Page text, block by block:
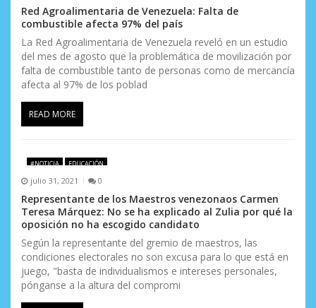
n
t
r
a
d
s
Red Agroalimentaria de Venezuela: Falta de
combustible afecta 97% del país
La Red Agroalimentaria de Venezuela reveló en un estudio
del mes de agosto que la problemática de movilización por
falta de combustible tanto de personas como de mercancía
afecta al 97% de los poblad
READ MORE
#NOTICIA EDUCACIÓN
julio 31, 2021 0
Representante de los Maestros venezonaos Carmen
Teresa Márquez: No se ha explicado al Zulia por qué la
oposición no ha escogido candidato
Según la representante del gremio de maestros, las
condiciones electorales no son excusa para lo que está en
juego, "basta de individualismos e intereses personales,
pónganse a la altura del compromi